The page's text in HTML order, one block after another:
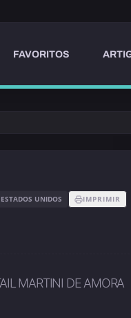
FAVORITOS
ESTADOS UNIDOS
IMPRIMIR
MARTINI DE AMORA